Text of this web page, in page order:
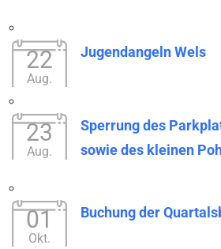
22
Aug.
Jugendangeln Wels
23
Aug.
Sperrung des
sowie des kleinen
01
Okt.
Buchung der